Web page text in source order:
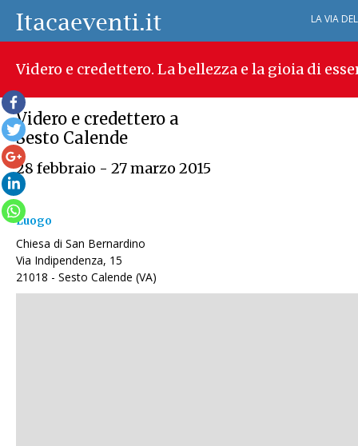
LA VIA
Videro e credettero. La bellezza e la gioia di
Videro e credettero a
Sesto Calende
28 febbraio - 27 marzo 2015
Luogo
Chiesa di San Bernardino
Via Indipendenza, 15
21018 - Sesto Calende (VA)